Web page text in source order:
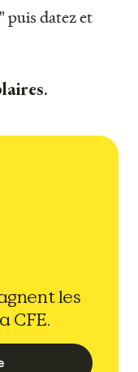
puis datez et
.
les
CFE.